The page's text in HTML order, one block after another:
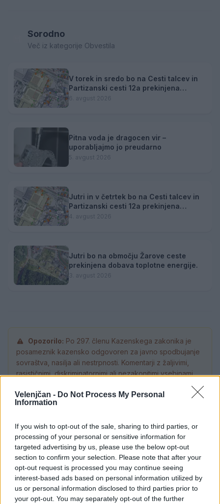
Velenjčan - Do Not Process My Personal
Information
If you wish to opt-out of the sale, sharing to third parties, or
processing of your personal or sensitive information for
targeted advertising by us, please use the below opt-out
section to confirm your selection. Please note that after your
opt-out request is processed you may continue seeing
interest-based ads based on personal information utilized by
us or personal information disclosed to third parties prior to
your opt-out. You may separately opt-out of the further
Sorodno
Več iz kategorije Obvestila
V torek in sredo bo na Cesti talcev in
Partizanski cesti 12a prekinjena
dobava toplotne energije
6. avgust 2026
Pitna voda je dragocen vir –
uporabljajmo jo preudarno
5. avgust 2026
Jutri in v četrtek bo na Cesti talcev in
Partizanski cesti 12a prekinjena
dobava toplotne energije.
4. avgust 2026
Jutri bo na območju Žarove ceste
prekinjena dobava toplotne energije.
3. avgust 2026
Opozorilo: Po 297. členu Kazenskega zakonika je
posameznik kazensko odgovoren za javno spodbujanje
sovraštva, nasilja ali nestrpnosti. Komentarji z žaljivimi,
rasističnimi, diskriminatornimi ali nezakonitimi vsebinami
Prihajajoči dogodki
AVG
8
Poletni bolšji sejem
8
Spider-Man: Nov dan
18:00